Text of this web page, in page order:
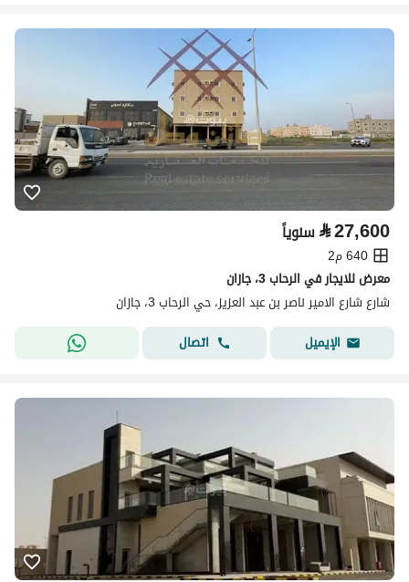
⃁27,600 سنوياً
640 م2
معرض للايجار في الرحاب 3، جازان
شارع شارع الامير ناصر بن عبد العزيز، حي الرحاب 3، جازان
الإيميل
اتصال